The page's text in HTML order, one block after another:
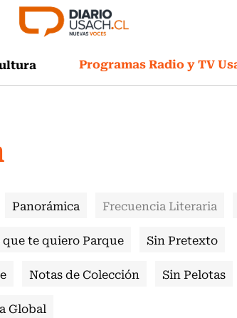
Programas Radio y TV
Panorámica Frecuencia Literaria
que te quiero Parque
Sin Pretexto
Notas de Colección
Sin Pelotas
Global